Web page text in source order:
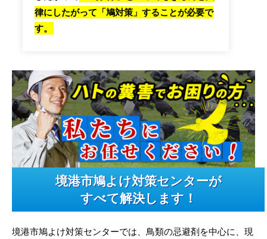
律にしたがって「鳩対策」することが必要で
す。
境港市鳩よけ対策センターが
すべて解決します！
境港市鳩よけ対策センターでは、鳥類の忌避剤を中心に、現